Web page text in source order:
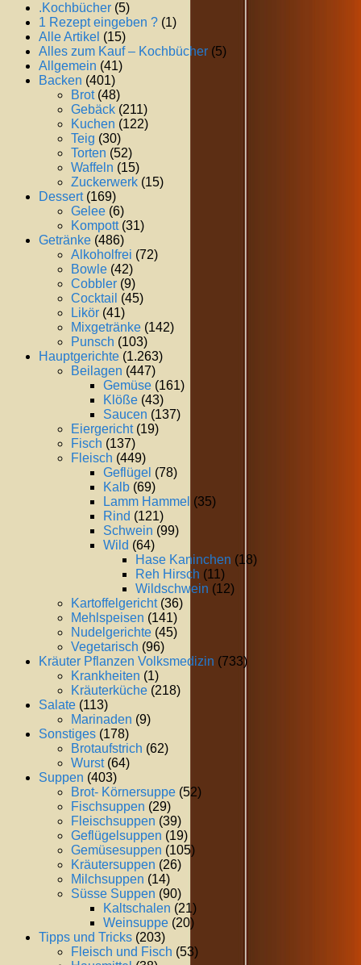
.Kochbücher (5)
1 Rezept eingeben ? (1)
Alle Artikel (15)
Alles zum Kauf – Kochbücher (5)
Allgemein (41)
Backen (401)
Brot(48)
Gebäck (211)
Kuchen (122)
Teig (30)
Torten (52)
Waffeln (15)
Zuckerwerk (15)
Dessert(169)
Gelee (6)
Kompott(31)
Getränke (486)
Alkoholfrei (72)
Bowle (42)
Cobbler (9)
Cocktail (45)
Likör (41)
Mixgetränke (142)
Punsch (103)
Hauptgerichte (1.263)
Beilagen (447)
Gemüse (161)
Klöße (43)
Saucen (137)
Eiergericht(19)
Fisch (137)
Fleisch (449)
Geflügel (78)
Kalb (69)
Lamm Hammel (35)
Rind (121)
Schwein (99)
Wild (64)
Hase Kaninchen (18)
Reh Hirsch (11)
Wildschwein (12)
Kartoffelgericht(36)
Mehlspeisen (141)
Nudelgerichte (45)
Vegetarisch (96)
Kräuter Pflanzen Volksmedizin (733)
Krankheiten (1)
Kräuterküche (218)
Salate (113)
Marinaden (9)
Sonstiges (178)
Brotaufstrich (62)
Wurst(64)
Suppen (403)
Brot- Körnersuppe (52)
Fischsuppen (29)
Fleischsuppen (39)
Geflügelsuppen (19)
Gemüsesuppen (105)
Kräutersuppen (26)
Milchsuppen (14)
Süsse Suppen (90)
Kaltschalen (21)
Weinsuppe (20)
Tipps und Tricks (203)
Fleisch und Fisch (53)